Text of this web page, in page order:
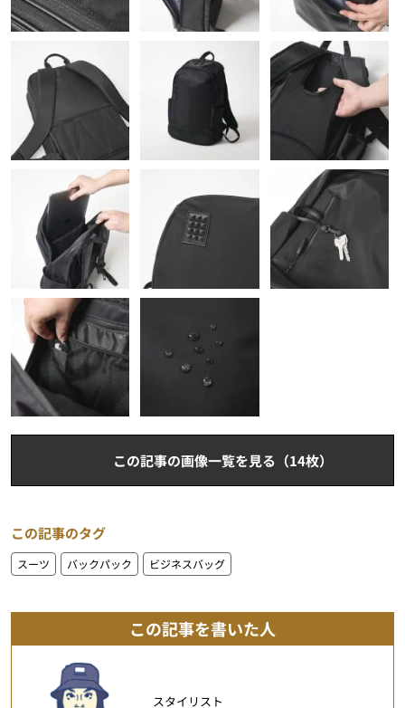
この記事の画像一覧を見る（14枚）
この記事のタグ
スーツ バックパック ビジネスバッグ
この記事を書いた人
スタイリスト